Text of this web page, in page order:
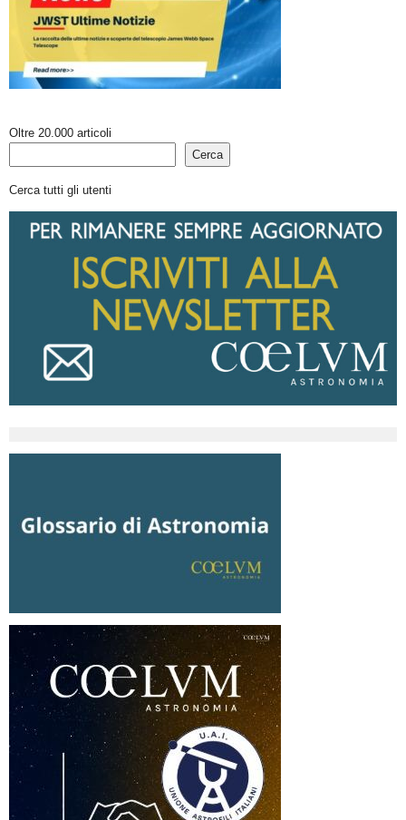
Oltre 20.000 articoli
Cerca
Cerca tutti gli utenti